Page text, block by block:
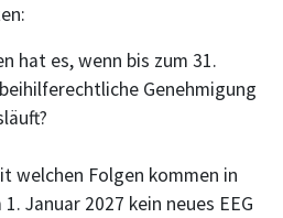
hat es, wenn bis zum 31.
Genehmigung
welchen Folgen kommen in
Januar 2027 kein neues EEG